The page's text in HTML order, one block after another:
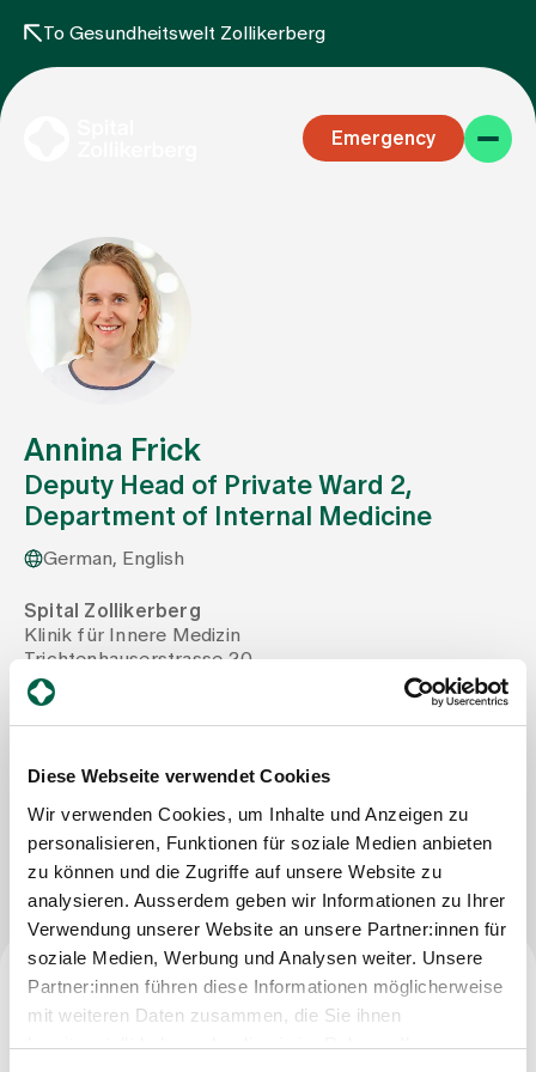
Diese Webseite verwendet Cookies
Wir verwenden Cookies, um Inhalte und Anzeigen zu
personalisieren, Funktionen für soziale Medien anbieten
zu können und die Zugriffe auf unsere Website zu
analysieren. Ausserdem geben wir Informationen zu Ihrer
Verwendung unserer Website an unsere Partner:innen für
soziale Medien, Werbung und Analysen weiter. Unsere
Partner:innen führen diese Informationen möglicherweise
mit weiteren Daten zusammen, die Sie ihnen
bereitgestellt haben oder die sie im Rahmen Ihrer
To Gesundheitswelt Zollikerberg
Emergency
Specialist areas
Stay
Team
Assigning
Latest news
Jobs & Career
Contact us
Blog
Annina Frick
Deputy Head of Private Ward 2,
Department of Internal Medicine
German, English
Spital Zollikerberg
Klinik für Innere Medizin
Trichtenhauserstrasse 20
8125 Zollikerberg
Tel
Write Message
Profession